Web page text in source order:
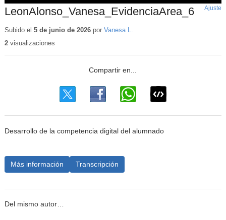
LeonAlonso_Vanesa_EvidenciaArea_6 Ajuste
Subido el 5 de junio de 2026por Vanesa L.
2visualizaciones
Desarrollo de la competencia digital del alumnado
Más información Transcripción
Del mismo autor…